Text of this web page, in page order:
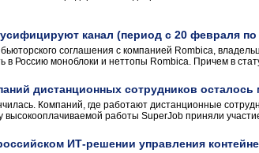
канал (период с 20 февраля по
соглашения с компанией Rombica,
в Россию моноблоки и неттопы Rombica. Причем в
дистанционных сотрудников осталось
Компаний, где работают дистанционные
высокооплачиваемой работы SuperJob приняли
ИТ-решении управления